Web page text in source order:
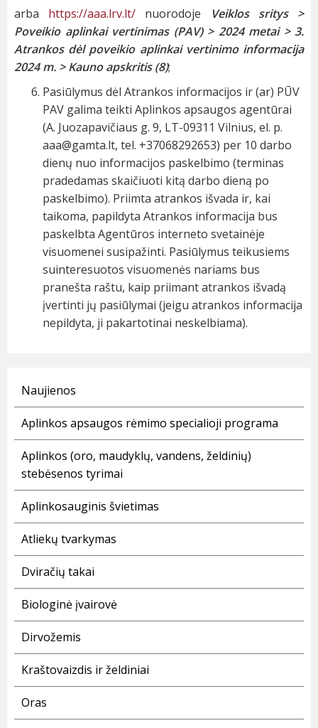
arba https://aaa.lrv.lt/ nuorodoje Veiklos sritys >
Poveikio aplinkai vertinimas (PAV) > 2024 metai > 3.
Atrankos dėl poveikio aplinkai vertinimo informacija
2024 m. > Kauno apskritis (8);
Pasiūlymus dėl Atrankos informacijos ir (ar) PŪV
PAV galima teikti Aplinkos apsaugos agentūrai
(A. Juozapavičiaus g. 9, LT-09311 Vilnius, el. p.
aaa@gamta.lt, tel. +37068292653) per 10 darbo
dienų nuo informacijos paskelbimo (terminas
pradedamas skaičiuoti kitą darbo dieną po
paskelbimo). Priimta atrankos išvada ir, kai
taikoma, papildyta Atrankos informacija bus
paskelbta Agentūros interneto svetainėje
visuomenei susipažinti. Pasiūlymus teikusiems
suinteresuotos visuomenės nariams bus
pranešta raštu, kaip priimant atrankos išvadą
įvertinti jų pasiūlymai (jeigu atrankos informacija
nepildyta, ji pakartotinai neskelbiama).
Naujienos
Aplinkos apsaugos rėmimo specialioji programa
Aplinkos (oro, maudyklų, vandens, želdinių)
stebėsenos tyrimai
Aplinkosauginis švietimas
Atliekų tvarkymas
Dviračių takai
Biologinė įvairovė
Dirvožemis
Kraštovaizdis ir želdiniai
Oras